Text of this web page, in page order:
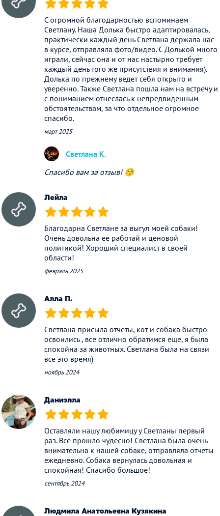
(*) (*) (*) (*) (*)
С огромной благодарностью вспоминаем
Светлану. Наша Долька быстро адаптировалась,
практически каждый день Светлана держала нас
в курсе, отправляла фото/видео. С Долькой много
играли, сейчас она и от нас настырно требует
каждый день того же присутствия и внимания).
Долька по прежнему ведет себя открыто и
уверенно. Также Светлана пошла нам на встречу и
с пониманием отнеслась к непредвиденным
обстоятельствам, за что отдельное огромное
спасибо.
март 2025
Светлана К.
Спасибо вам за отзыв! 😚
Лейла
(*) (*) (*) (*) (*)
Благодарна Светлане за выгул моей собаки!
Очень довольна ее работай и ценовой
политикой! Хороший специалист в своей
области!
февраль 2025
Алла П.
(*) (*) (*) (*) (*)
Светлана присыла отчеты, кот и собака быстро
освоились , все отлично обратимся еще, я была
спокойна за животных. Светлана была на связи
все это время)
ноябрь 2024
Даниэлла
(*) (*) (*) (*) (*)
Оставляли нашу любимицу у Светланы первый
раз. Всё прошло чудесно! Светлана была очень
внимательна к нашей собаке, отправляла отчёты
ежедневно. Собака вернулась довольная и
спокойная! Спасибо большое!
сентябрь 2024
Людмила Анатольевна Кузякина